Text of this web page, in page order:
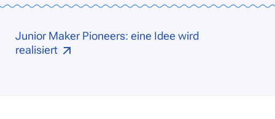
Junior Maker Pioneers: eine Idee wird
realisiert